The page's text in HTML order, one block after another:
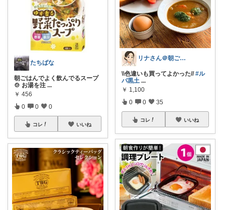
たちばな
朝ごはんでよく飲んでるスープ
🍲 お湯を注 ...
￥ 456
0 0 0
コレ いいね
リナさん＠朝ごはん充実life🌿🕊️
\\色違いも買ってよかった//#ル
パ黒土 ...
￥ 1,100
0 0 35
コレ いいね